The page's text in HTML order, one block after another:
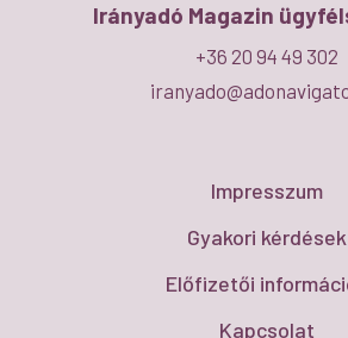
Irányadó Magazin
+36 20 94 49 302
Impresszum
Gyakori kérdések
Előfizetői
Kapcsolat